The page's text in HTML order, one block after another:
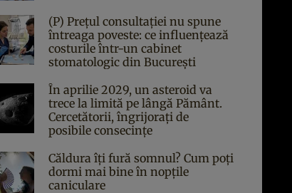
(P) Prețul consultației nu spune
întreaga poveste: ce influențează
costurile într-un cabinet
stomatologic din București
În aprilie 2029, un asteroid va
trece la limită pe lângă Pământ.
Cercetătorii, îngrijorați de
posibile consecințe
Căldura îți fură somnul? Cum poți
dormi mai bine în nopțile
caniculare